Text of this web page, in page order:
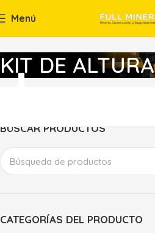
Menú
KIT DE ALTURA
BÚSCAR PRODUCTOS
CATEGORÍAS DEL PRODUCTO